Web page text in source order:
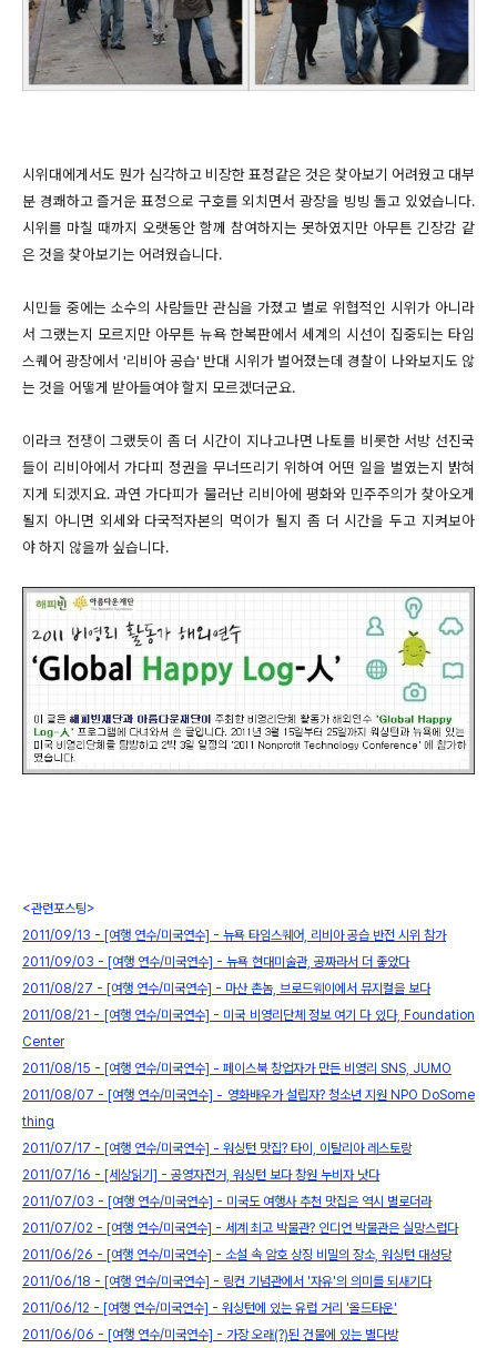
시위대에게서도 뭔가 심각하고 비장한 표정같은 것은 찾아보기 어려웠고 대부
분 경쾌하고 즐거운 표정으로 구호를 외치면서 광장을 빙빙 돌고 있었습니다.
시위를 마칠 때까지 오랫동안 함께 참여하지는 못하였지만 아무튼 긴장감 같
은 것을 찾아보기는 어려웠습니다.
시민들 중에는 소수의 사람들만 관심을 가졌고 별로 위협적인 시위가 아니라
서 그랬는지 모르지만 아무튼 뉴욕 한복판에서 세계의 시선이 집중되는 타임
스퀘어 광장에서 '리비아 공습' 반대 시위가 벌어졌는데 경찰이 나와보지도 않
는 것을 어떻게 받아들여야 할지 모르겠더군요.
이라크 전쟁이 그랬듯이 좀 더 시간이 지나고나면 나토를 비롯한 서방 선진국
들이 리비아에서 가다피 정권을 무너뜨리기 위하여 어떤 일을 벌였는지 밝혀
지게 되겠지요. 과연 가다피가 물러난 리비아에 평화와 민주주의가 찾아오게
될지 아니면 외세와 다국적자본의 먹이가 될지 좀 더 시간을 두고 지켜보아
야 하지 않을까 싶습니다.
<관련포스팅>
2011/09/13 - [여행 연수/미국연수] - 뉴욕 타임스퀘어, 리비아 공습 반전 시위 참가
2011/09/03 - [여행 연수/미국연수] - 뉴욕 현대미술관, 공짜라서 더 좋았다
2011/08/27 - [여행 연수/미국연수] - 마산 촌놈, 브로드웨이에서 뮤지컬을 보다
2011/08/21 - [여행 연수/미국연수] - 미국 비영리단체 정보 여기 다 있다, Foundation
Center
2011/08/15 - [여행 연수/미국연수] - 페이스북 창업자가 만든 비영리 SNS, JUMO
2011/08/07 - [여행 연수/미국연수] - 영화배우가 설립자? 청소년 지원 NPO DoSome
thing
2011/07/17 - [여행 연수/미국연수] - 워싱턴 맛집? 타이, 이탈리아 레스토랑
2011/07/16 - [세상읽기] - 공영자전거, 워싱턴 보다 창원 누비자 낫다
2011/07/03 - [여행 연수/미국연수] - 미국도 여행사 추천 맛집은 역시 별로더라
2011/07/02 - [여행 연수/미국연수] - 세계 최고 박물관? 인디언 박물관은 실망스럽다
2011/06/26 - [여행 연수/미국연수] - 소설 속 암호 상징 비밀의 장소, 워싱턴 대성당
2011/06/18 - [여행 연수/미국연수] - 링컨 기념관에서 '자유'의 의미를 되새기다
2011/06/12 - [여행 연수/미국연수] - 워싱턴에 있는 유럽 거리 '올드타운'
2011/06/06 - [여행 연수/미국연수] - 가장 오래(?)된 건물에 있는 별다방